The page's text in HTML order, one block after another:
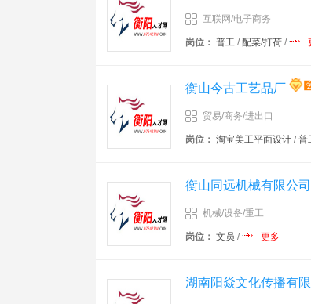
互联网/电子商务
岗位： 普工 / 配菜/打荷 /
衡山今古工艺品厂
贸易/商务/进出口
岗位： 淘宝美工平面设计 /普
衡山同远机械有限公司
机械/设备/重工
岗位： 文员 / 更多
湖南阳焱文化传播有限